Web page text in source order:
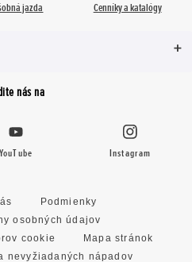
jazda Cenníky a katalógy
nás na
YouTube Instagram
Podmienky
osobných údajov
cookie
Mapa stránok
nevyžiadaných nápadov